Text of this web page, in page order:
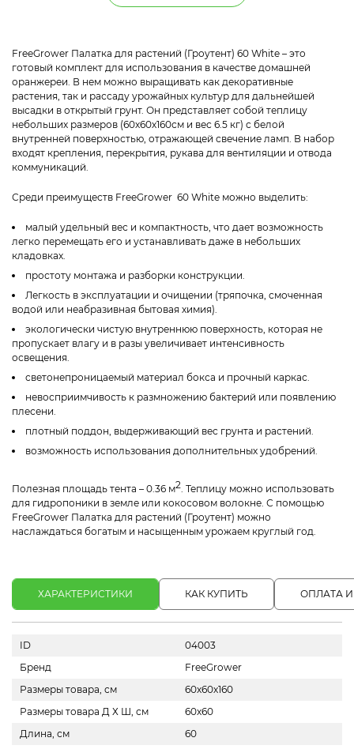
FreeGrower Палатка для растений (Гроутент) 60 White – это
готовый комплект для использования в качестве домашней
оранжереи. В нем можно выращивать как декоративные
растения, так и рассаду урожайных культур для дальнейшей
высадки в открытый грунт. Он представляет собой теплицу
небольших размеров (60х60х160см и вес 6.5 кг) с белой
внутренней поверхностью, отражающей свечение ламп. В набор
входят крепления, перекрытия, рукава для вентиляции и отвода
коммуникаций.
Среди преимуществ FreeGrower 60 White можно выделить:
малый удельный вес и компактность, что дает возможность
легко перемещать его и устанавливать даже в небольших
кладовках.
простоту монтажа и разборки конструкции.
Легкость в эксплуатации и очищении (тряпочка, смоченная
водой или неабразивная бытовая химия).
экологически чистую внутреннюю поверхность, которая не
пропускает влагу и в разы увеличивает интенсивность
освещения.
светонепроницаемый материал бокса и прочный каркас.
невосприимчивость к размножению бактерий или появлению
плесени.
плотный поддон, выдерживающий вес грунта и растений.
возможность использования дополнительных удобрений.
Полезная площадь тента – 0.36 м2. Теплицу можно использовать
для гидропоники в земле или кокосовом волокне. С помощью
FreeGrower Палатка для растений (Гроутент) можно
наслаждаться богатым и насыщенным урожаем круглый год.
ХАРАКТЕРИСТИКИ КАК КУПИТЬ ОПЛАТА
ID
04003
Бренд
FreeGrower
Размеры товара, см
60х60х160
Размеры товара Д Х Ш, см
60х60
Длина, см
60